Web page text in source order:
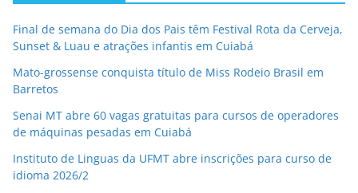
Final de semana do Dia dos Pais têm Festival Rota da Cerveja,
Sunset & Luau e atrações infantis em Cuiabá
Mato-grossense conquista título de Miss Rodeio Brasil em
Barretos
Senai MT abre 60 vagas gratuitas para cursos de operadores
de máquinas pesadas em Cuiabá
Instituto de Linguas da UFMT abre inscrições para curso de
idioma 2026/2